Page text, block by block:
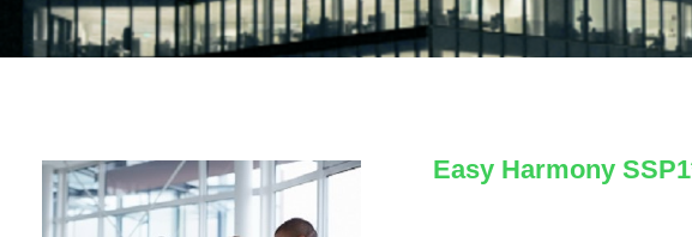
Easy Harmony